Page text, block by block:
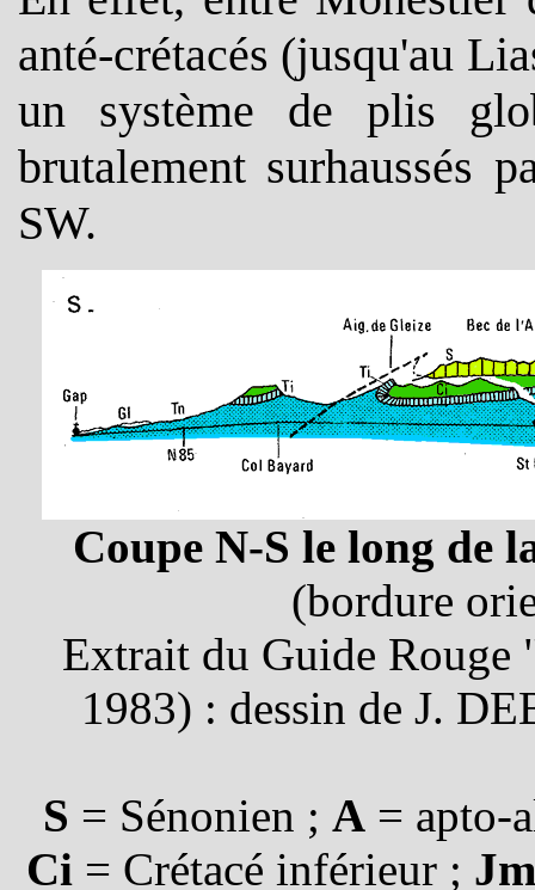
anté-crétacés (jusqu'au
un système de plis
brutalement surhaussés
SW.
Coupe N-S le long de
(bordure
Extrait du Guide Rouge
1983) : dessin de J.
S = Sénonien ; A = apto-
Ci = Crétacé inférieur ; Jm